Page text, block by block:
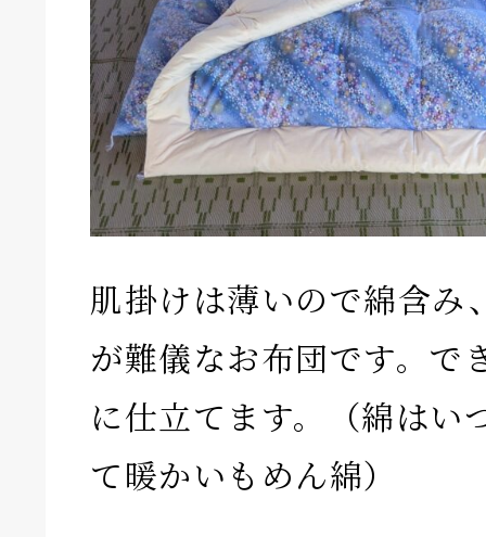
肌掛けは薄いので綿含み
が難儀なお布団です。で
に仕立てます。（綿はい
て暖かいもめん綿）